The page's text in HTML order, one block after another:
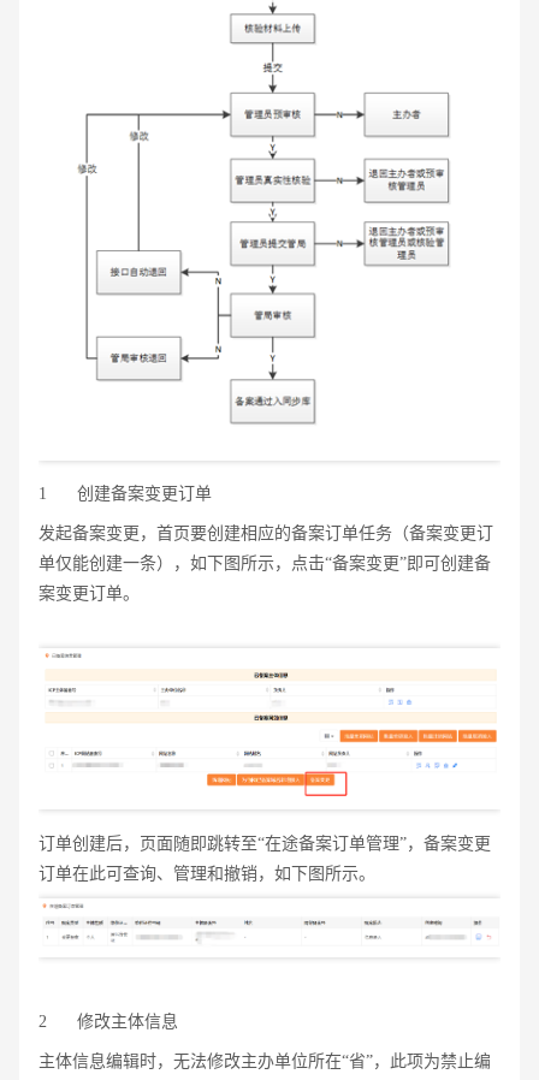
1 创建备案变更订单
发起备案变更，首页要创建相应的备案订单任务（备案变更订
单仅能创建一条），如下图所示，点击“备案变更”即可创建备
案变更订单。
订单创建后，页面随即跳转至“在途备案订单管理”，备案变更
订单在此可查询、管理和撤销，如下图所示。
2 修改主体信息
主体信息编辑时，无法修改主办单位所在“省”，此项为禁止编